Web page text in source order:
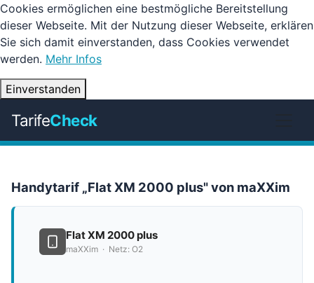
Cookies ermöglichen eine bestmögliche Bereitstellung
dieser Webseite. Mit der Nutzung dieser Webseite, erklären
Sie sich damit einverstanden, dass Cookies verwendet
werden. Mehr Infos
Einverstanden
TarifeCheck
Handytarif „Flat XM 2000 plus" von maXXim
Flat XM 2000 plus
maXXim · Netz: O2